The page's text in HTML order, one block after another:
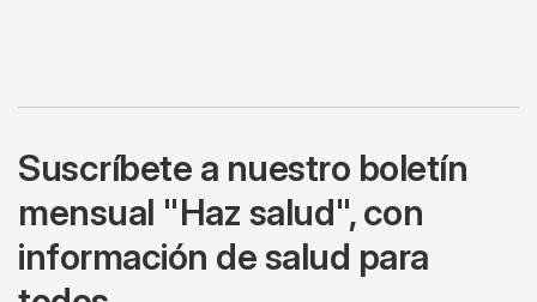
Suscríbete a nuestro boletín
mensual "Haz salud", con
información de salud para